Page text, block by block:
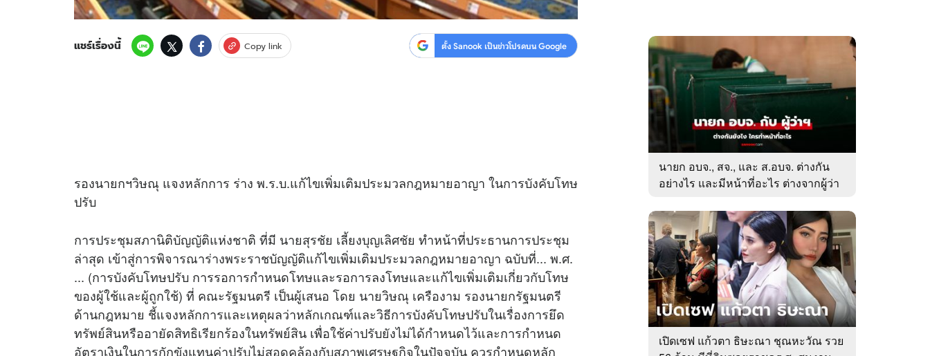
แชร์เรื่องนี้ Copy link ตั้ง Sanook เป็นข่าวโปรดบน Google
รองนายกฯวิษณุ แจงหลักการ ร่าง พ.ร.บ.แก้ไขเพิ่มเติมประมวลกฎหมายอาญา ในการบังคับโทษ
ปรับ
การประชุมสภานิติบัญญัติแห่งชาติ ที่มี นายสุรชัย เลี้ยงบุญเลิศชัย ทำหน้าที่ประธานการประชุม
ล่าสุด เข้าสู่การพิจารณาร่างพระราชบัญญัติแก้ไขเพิ่มเติมประมวลกฎหมายอาญา ฉบับที่... พ.ศ.
... (การบังคับโทษปรับ การรอการกำหนดโทษและรอการลงโทษและแก้ไขเพิ่มเติมเกี่ยวกับโทษ
ของผู้ใช้และผู้ถูกใช้) ที่ คณะรัฐมนตรี เป็นผู้เสนอ โดย นายวิษณุ เครืองาม รองนายกรัฐมนตรี
ด้านกฎหมาย ชี้แจงหลักการและเหตุผลว่าหลักเกณฑ์และวิธีการบังคับโทษปรับในเรื่องการยึด
ทรัพย์สินหรืออายัดสิทธิเรียกร้องในทรัพย์สิน เพื่อใช้ค่าปรับยังไม่ได้กำหนดไว้และการกำหนด
อัตราเงินในการกักขังแทนค่าปรับไม่สอดคล้องกับสภาพเศรษฐกิจในปัจจุบัน ควรกำหนดหลัก
นายก อบจ., สจ., และ ส.อบจ. ต่างกัน
อย่างไร และมีหน้าที่อะไร ต่างจากผู้ว่า
เปิดเซฟ แก้วตา ธิษะณา ชุณหะวัณ รวย